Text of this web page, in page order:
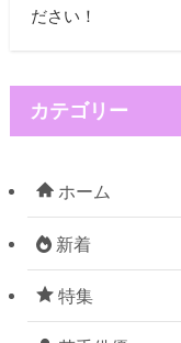
ださい！
カテゴリー
ホーム
新着
特集